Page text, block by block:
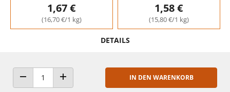
1,67 €
(16,70 €/1 kg)
1,58 €
(15,80 €/1 kg)
DETAILS
ANZAHL VERRINGERNANZAHL ERHÖHEN
IN DEN WARENKORB